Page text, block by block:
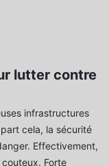
lutter contre
infrastructures
cela, la sécurité
Effectivement,
Forte